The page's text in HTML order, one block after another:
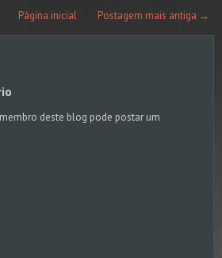
Postagem mais antiga →
Página inicial
deste blog pode postar um